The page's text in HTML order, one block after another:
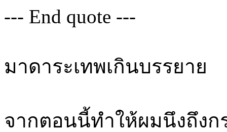
--- End quote ---
มาดาระเทพเกินบรรยาย
จากตอนนี้ทำให้ผมนึงถึงก